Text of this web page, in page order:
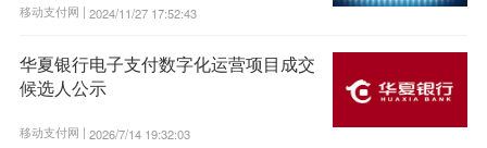
移动支付网 | 2024/11/27 17:52:43
华夏银行电子支付数字化运营项目成交
候选人公示
移动支付网 | 2026/7/14 19:32:03